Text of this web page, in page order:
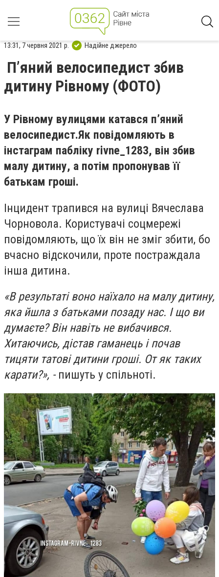
13:31, 7 червня 2021 р. Надійне джерело
П’яний велосипедист збив
дитину Рівному (ФОТО)
У Рівному вулицями катався п’яний
велосипедист.Як повідомляють в
інстаграм пабліку rivne_1283, він збив
малу дитину, а потім пропонував її
батькам гроші.
Інцидент трапився на вулиці Вячеслава
Чорновола. Користувачі соцмережі
повідомляють, що їх він не зміг збити, бо
вчасно відскочили, проте постраждала
інша дитина.
«В результаті воно наїхало на малу дитину,
яка йшла з батьками позаду нас. І що ви
думаєте? Він навіть не вибачився.
Хитаючись, дістав гаманець і почав
тицяти татові дитини гроші. От як таких
карати?», -пишуть у спільноті.